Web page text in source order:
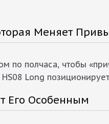
Меняет
полчаса, чтобы
Long
Его Особенным